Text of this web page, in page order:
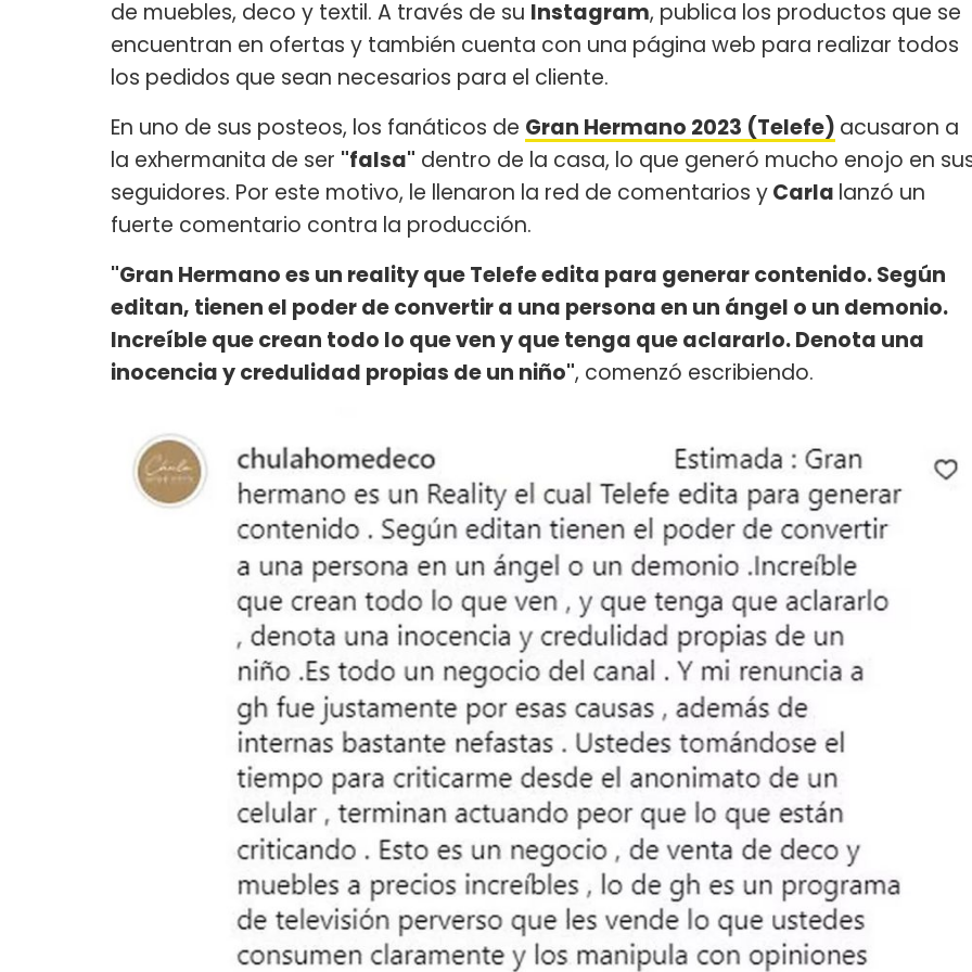
de muebles, deco y textil. A través de su Instagram, publica los productos que se
encuentran en ofertas y también cuenta con una página web para realizar todos
los pedidos que sean necesarios para el cliente.
En uno de sus posteos, los fanáticos de Gran Hermano 2023 (Telefe) acusaron a
la exhermanita de ser "falsa" dentro de la casa, lo que generó mucho enojo en
seguidores. Por este motivo, le llenaron la red de comentarios yCarla lanzó un
fuerte comentario contra la producción.
"Gran Hermano es un reality que Telefe edita para generar contenido. Según
editan, tienen el poder de convertir a una persona en un ángel o un demonio.
Increíble que crean todo lo que ven y que tenga que aclararlo. Denota una
inocencia y credulidad propias de un niño", comenzó escribiendo.